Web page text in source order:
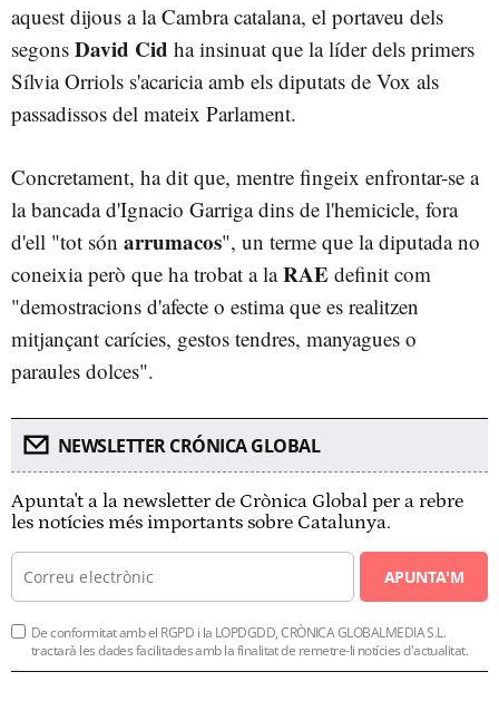
aquest dijous a la Cambra catalana, el portaveu dels
segons David Cid ha insinuat que la líder dels primers
Sílvia Orriols s'acaricia amb els diputats de Vox als
passadissos del mateix Parlament.
Concretament, ha dit que, mentre fingeix enfrontar-se a
la bancada d'Ignacio Garriga dins de l'hemicicle, fora
d'ell "tot són arrumacos", un terme que la diputada no
coneixia però que ha trobat a laRAE definit com
"demostracions d'afecte o estima que es realitzen
mitjançant carícies, gestos tendres, manyagues o
paraules dolces".
NEWSLETTER CRÓNICA GLOBAL
Apunta't a la newsletter de Crònica Global per a rebre
les notícies més importants sobre Catalunya.
APUNTA'M
De conformitat amb el RGPD i la LOPDGDD, CRÒNICA GLOBALMEDIA S.L.
tractarà les dades facilitades amb la finalitat de remetre-li notícies d'actualitat.